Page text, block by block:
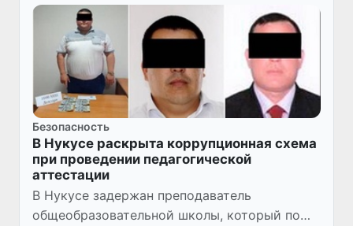
Безопасность
В Нукусе раскрыта коррупционная схема
при проведении педагогической
аттестации
В Нукусе задержан преподаватель
общеобразовательной школы, который по